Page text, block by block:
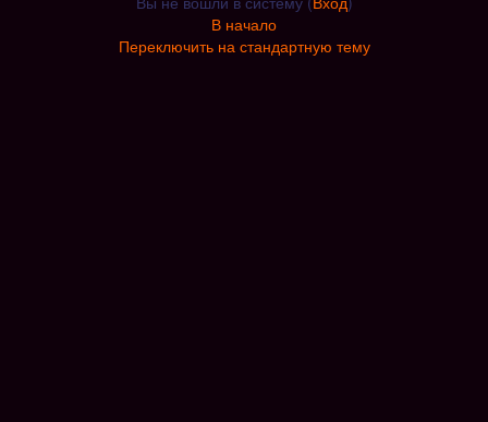
В начало
Переключить на стандартную тему